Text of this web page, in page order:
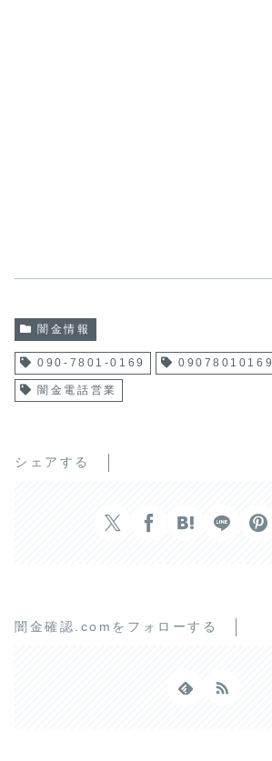
闇金情報
090-7801-0169 09078010169
闇金電話営業
シェアする
闇金確認.comをフォローする